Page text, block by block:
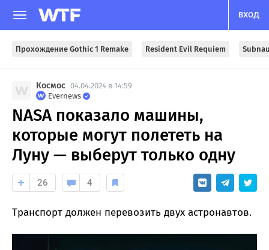
ВХОД
Прохождение Gothic 1 Remake Resident Evil Requiem
Космос 04.04.2024 в 14:59
Evernews
NASA показало машины,
которые могут полететь на
Луну — выберут только одну
26 4
Транспорт должен перевозить двух астронавтов.